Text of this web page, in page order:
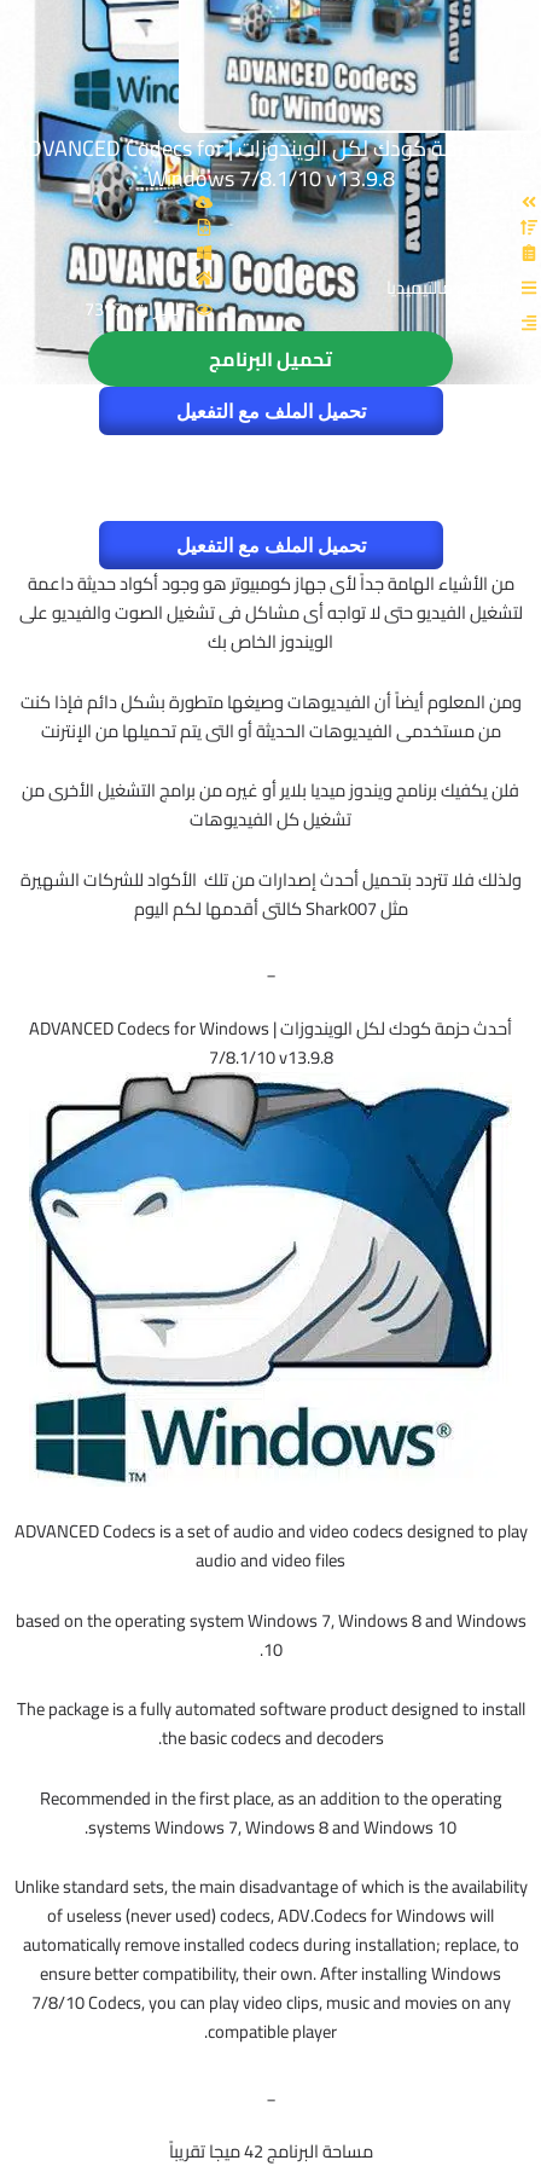
أحدث حزمة كودك لكل الويندوزات | ADVANCED Codecs for
Windows 7/8.1/10 v13.9.8
القسم: مالتيميديا
الزيارات : 7317
تحميل البرنامج
تحميل الملف مع التفعيل
تحميل الملف مع التفعيل
من الأشياء الهامة جداً لأى جهاز كومبيوتر هو وجود أكواد حديثة داعمة
لتشغيل الفيديو حتى لا تواجه أى مشاكل فى تشغيل الصوت والفيديو على
الويندوز الخاص بك
ومن المعلوم أيضاً أن الفيديوهات وصيغها متطورة بشكل دائم فإذا كنت
من مستخدمى الفيديوهات الحديثة أو التى يتم تحميلها من الإنترنت
فلن يكفيك برنامج ويندوز ميديا بلاير أو غيره من برامج التشغيل الأخرى من
تشغيل كل الفيديوهات
ولذلك فلا تتردد بتحميل أحدث إصدارات من تلك الأكواد للشركات الشهيرة
مثل Shark007 كالتى أقدمها لكم اليوم
_
أحدث حزمة كودك لكل الويندوزات | ADVANCED Codecs for Windows
7/8.1/10 v13.9.8
ADVANCED Codecs is a set of audio and video codecs designed to play
audio and video files
based on the operating system Windows 7, Windows 8 and Windows
10.
The package is a fully automated software product designed to install
the basic codecs and decoders.
Recommended in the first place, as an addition to the operating
systems Windows 7, Windows 8 and Windows 10.
Unlike standard sets, the main disadvantage of which is the availability
of useless (never used) codecs, ADV.Codecs for Windows will
automatically remove installed codecs during installation; replace, to
ensure better compatibility, their own. After installing Windows
7/8/10 Codecs, you can play video clips, music and movies on any
compatible player.
_
مساحة البرنامج 42 ميجا تقريباً